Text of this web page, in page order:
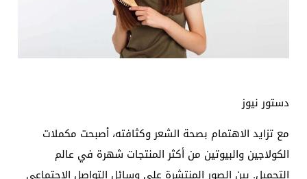
دستور نيوز
مع تزايد الاهتمام بصحة الشعر وكثافته، أصبحت مكملات
الكولاجين والبيوتين من أكثر المنتجات شهرة في عالم
التجميل. بين الصور المنتشرة على وسائل التواصل الاجتماعي